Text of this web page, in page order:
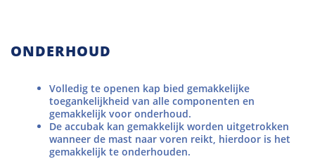
ONDERHOUD
Volledig te openen kap bied gemakkelijke
toegankelijkheid van alle componenten en
gemakkelijk voor onderhoud.
De accubak kan gemakkelijk worden uitgetrokken
wanneer de mast naar voren reikt, hierdoor is het
gemakkelijk te onderhouden.